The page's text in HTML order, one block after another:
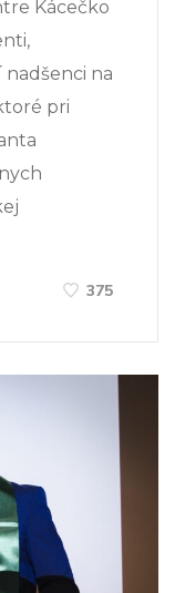
Kácečko
na
pri
375